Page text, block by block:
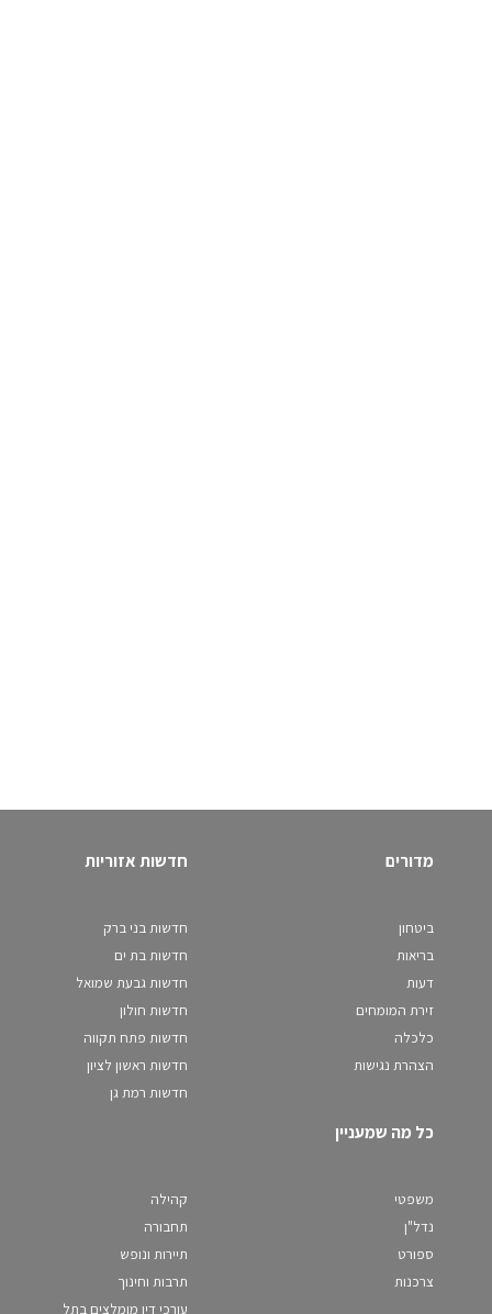
מדורים
ביטחון
בריאות
דעות
זירת המומחים
כלכלה
הצהרת נגישות
חדשות אזוריות
חדשות בני ברק
חדשות בת ים
חדשות גבעת שמואל
חדשות חולון
חדשות פתח תקווה
חדשות ראשון לציון
חדשות רמת גן
כל מה שמעניין
משפטי
נדל"ן
ספורט
צרכנות
קהילה
תחבורה
תיירות ונופש
תרבות וחינוך
עורכי דין מומלצים בתל